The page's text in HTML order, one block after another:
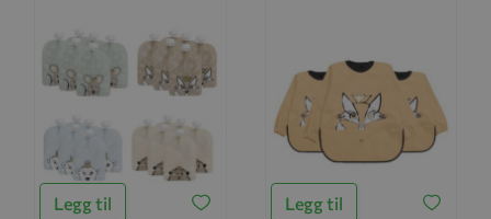
Legg til Legg til